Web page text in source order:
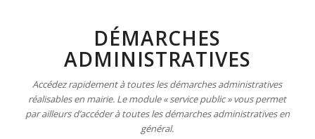
DÉMARCHES
ADMINISTRATIVES
Accédez rapidement à toutes les démarches administratives
réalisables en mairie. Le module « service public » vous permet
par ailleurs d’accéder à toutes les démarches administratives en
général.